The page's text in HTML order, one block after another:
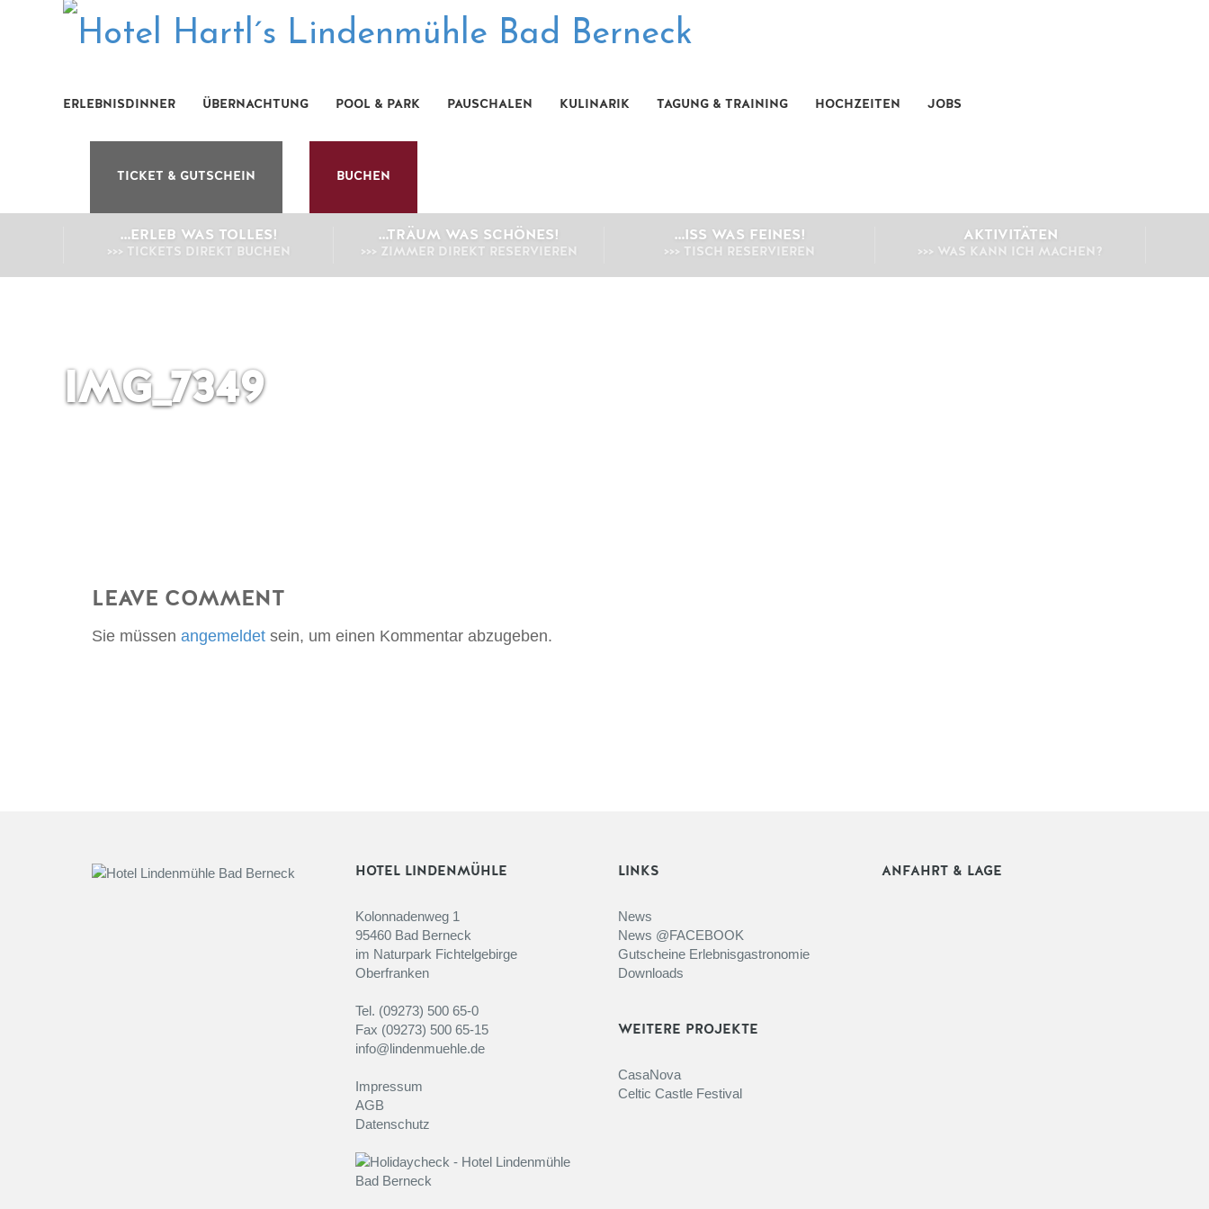
ERLEBNISDINNER ÜBERNACHTUNG POOL & PARK PAUSCHALEN KULINARIK TAGUNG & TRAINING HOCHZEITEN JOBS
TICKET & GUTSCHEIN BUCHEN
…ERLEB WAS TOLLES!
>>> TICKETS DIREKT BUCHEN
…TRÄUM WAS SCHÖNES!
>>> ZIMMER DIREKT RESERVIEREN
…ISS WAS FEINES!
>>> TISCH RESERVIEREN
AKTIVITÄTEN
>>> WAS KANN ICH MACHEN?
IMG_7349
LEAVE COMMENT
Sie müssen angemeldet sein, um einen Kommentar abzugeben.
HOTEL LINDENMÜHLE
Kolonnadenweg 1
95460 Bad Berneck
im Naturpark Fichtelgebirge
Oberfranken
Tel. (09273) 500 65-0
Fax (09273) 500 65-15
info@lindenmuehle.de
Impressum
AGB
Datenschutz
LINKS
News
News @FACEBOOK
Gutscheine Erlebnisgastronomie
Downloads
WEITERE PROJEKTE
CasaNova
Celtic Castle Festival
ANFAHRT & LAGE